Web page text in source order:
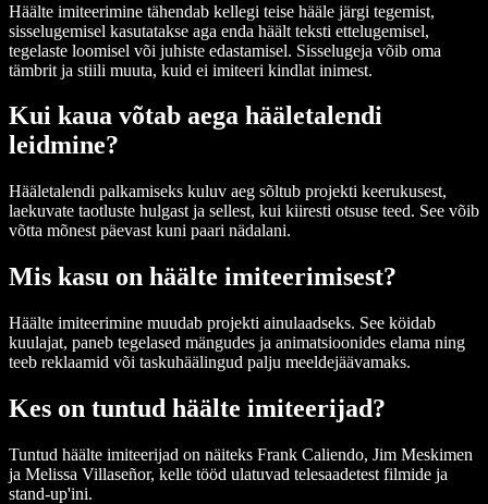
Häälte imiteerimine tähendab kellegi teise hääle järgi tegemist,
sisselugemisel kasutatakse aga enda häält teksti ettelugemisel,
tegelaste loomisel või juhiste edastamisel. Sisselugeja võib oma
tämbrit ja stiili muuta, kuid ei imiteeri kindlat inimest.
Kui kaua võtab aega hääletalendi
leidmine?
Hääletalendi palkamiseks kuluv aeg sõltub projekti keerukusest,
laekuvate taotluste hulgast ja sellest, kui kiiresti otsuse teed. See võib
võtta mõnest päevast kuni paari nädalani.
Mis kasu on häälte imiteerimisest?
Häälte imiteerimine muudab projekti ainulaadseks. See köidab
kuulajat, paneb tegelased mängudes ja animatsioonides elama ning
teeb reklaamid või taskuhäälingud palju meeldejäävamaks.
Kes on tuntud häälte imiteerijad?
Tuntud häälte imiteerijad on näiteks Frank Caliendo, Jim Meskimen
ja Melissa Villaseñor, kelle tööd ulatuvad telesaadetest filmide ja
stand-up'ini.